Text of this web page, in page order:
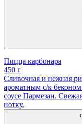
Пицца карбонара
450 г
Сливочная и нежная
ароматным с/к
соусе Пармезан.
нотку.